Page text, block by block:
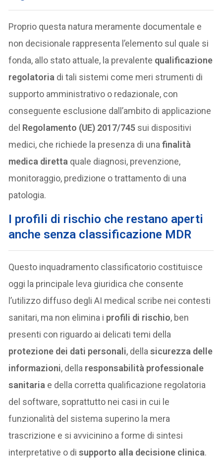
Proprio questa natura meramente documentale e
non decisionale rappresenta l’elemento sul quale si
fonda, allo stato attuale, la prevalente qualificazione
regolatoria di tali sistemi come meri strumenti di
supporto amministrativo o redazionale, con
conseguente esclusione dall’ambito di applicazione
del Regolamento (UE) 2017/745 sui dispositivi
medici, che richiede la presenza di unafinalità
medica diretta quale diagnosi, prevenzione,
monitoraggio, predizione o trattamento di una
patologia.
I profili di rischio che restano aperti
anche senza classificazione MDR
Questo inquadramento classificatorio costituisce
oggi la principale leva giuridica che consente
l’utilizzo diffuso degli AI medical scribe nei contesti
sanitari, ma non elimina i profili di rischio, ben
presenti con riguardo ai delicati temi della
protezione dei dati personali, dellasicurezza delle
informazioni, della responsabilità professionale
sanitaria e della corretta qualificazione regolatoria
del software, soprattutto nei casi in cui le
funzionalità del sistema superino la mera
trascrizione e si avvicinino a forme di sintesi
interpretative o disupporto alla decisione clinica.